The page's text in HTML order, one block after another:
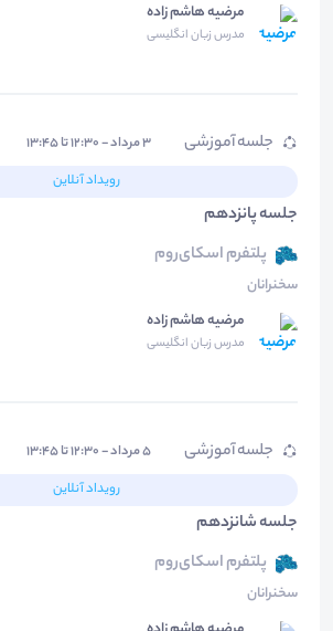
مرضیه هاشم زاده
مدرس زبان انگلیسی
جلسه آموزشی
۳ مرداد - ۱۲:۳۰ تا ۱۳:۴۵
رویداد آنلاین
جلسه پانزدهم
پلتفرم اسکای‌روم
سخنرانان
مرضیه هاشم زاده
مدرس زبان انگلیسی
جلسه آموزشی
۵ مرداد - ۱۲:۳۰ تا ۱۳:۴۵
رویداد آنلاین
جلسه شانزدهم
پلتفرم اسکای‌روم
سخنرانان